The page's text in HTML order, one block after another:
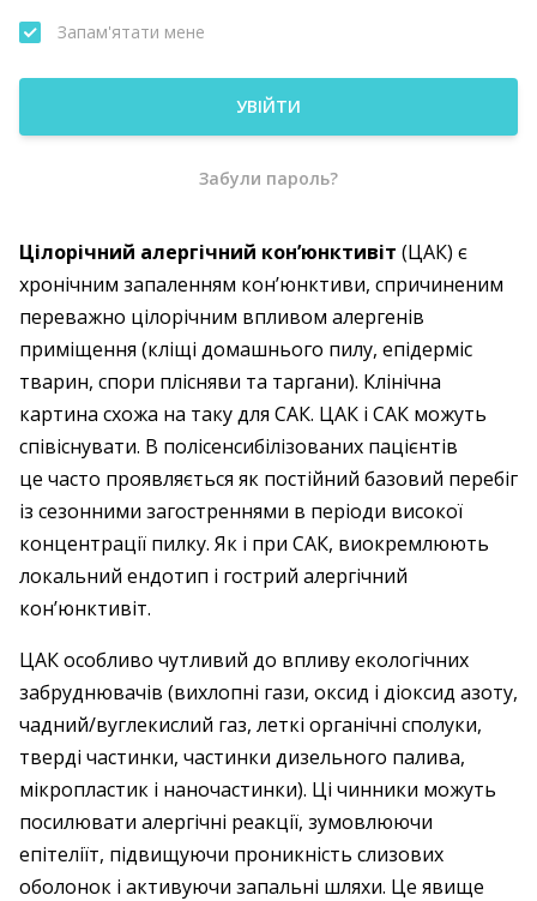
Запам'ятати мене
УВІЙТИ
Забули пароль?
Цілорічний алергічний кон’юнктивіт (ЦАК) є
хронічним запаленням кон’юнктиви, спричиненим
переважно цілорічним впливом алергенів
приміщення (кліщі домашнього пилу, епідерміс
тварин, спори плісняви та таргани). Клінічна
картина схожа на таку для САК. ЦАК і САК можуть
співіснувати. В полісенсибілізованих пацієнтів
це часто проявляється як постійний базовий перебіг
із сезонними загостреннями в періоди високої
концентрації пилку. Як і при САК, виокремлюють
локальний ендотип і гострий алергічний
кон’юнктивіт.
ЦАК особливо чутливий до впливу екологічних
забруднювачів (вихлопні гази, оксид і діоксид азоту,
чадний/вуглекислий газ, леткі органічні сполуки,
тверді частинки, частинки дизельного палива,
мікропластик і наночастинки). Ці чинники можуть
посилювати алергічні реакції, зумовлюючи
епітеліїт, підвищуючи проникність слизових
оболонок і активуючи запальні шляхи. Це явище